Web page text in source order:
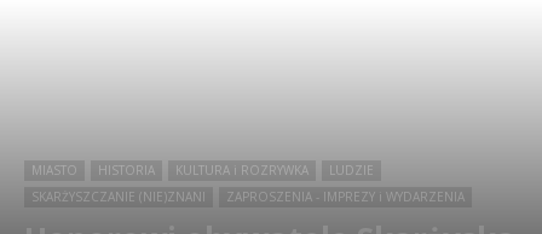
MIASTO HISTORIA KULTURA i ROZRYWKA
LUDZIE
SKARŻYSZCZANIE (NIE)ZNANI
ZAPROSZENIA - IMPREZY i WYDARZENIA